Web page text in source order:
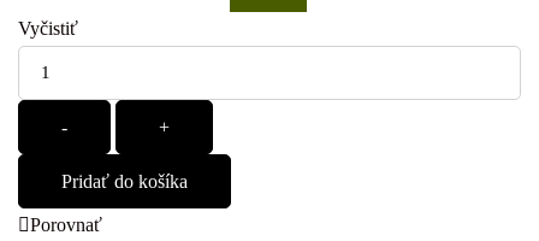
Vyčistiť
Množstvo
- +
Pridať do košíka
Porovnať